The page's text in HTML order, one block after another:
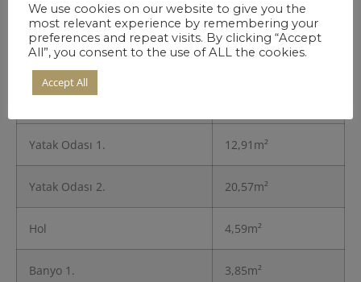
Giriş 3,45m²
Mutfak 8,11m²
Yatak Odası 1. 12,91m²
Yatak Odası 2. 20,57m²
Hol 4,59m²
Banyo 1. 3,85m²
We use cookies on our website to give you the
most relevant experience by remembering your
preferences and repeat visits. By clicking “Accept
All”, you consent to the use of ALL the cookies.
Accept All